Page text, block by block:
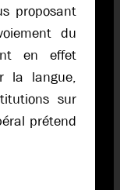
proposant
du
en effet
la langue,
sur
prétend